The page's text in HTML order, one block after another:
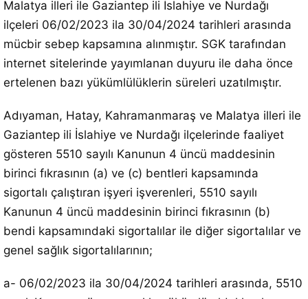
Malatya illeri ile Gaziantep ili İslahiye ve Nurdağı
ilçeleri 06/02/2023 ila 30/04/2024 tarihleri arasında
mücbir sebep kapsamına alınmıştır. SGK tarafından
internet sitelerinde yayımlanan duyuru ile daha önce
ertelenen bazı yükümlülüklerin süreleri uzatılmıştır.
Adıyaman, Hatay, Kahramanmaraş ve Malatya illeri ile
Gaziantep ili İslahiye ve Nurdağı ilçelerinde faaliyet
gösteren 5510 sayılı Kanunun 4 üncü maddesinin
birinci fıkrasının (a) ve (c) bentleri kapsamında
sigortalı çalıştıran işyeri işverenleri, 5510 sayılı
Kanunun 4 üncü maddesinin birinci fıkrasının (b)
bendi kapsamındaki sigortalılar ile diğer sigortalılar ve
genel sağlık sigortalılarının;
a- 06/02/2023 ila 30/04/2024 tarihleri arasında, 5510